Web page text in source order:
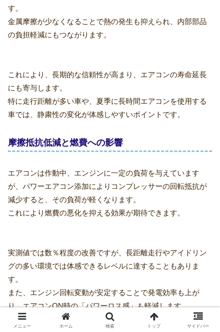
す。
金属摩擦が少なくなることで熱の発生も抑えられ、内部部品
の負担軽減にもつながります。
これにより、長期的な信頼性が高まり、エアコンの寿命延長
にも寄与します。
特に走行距離が多い車や、夏季に長時間エアコンを使用する
車では、静粛性の変化が体感しやすいポイントです。
摩擦抵抗低減と燃費への影響
エアコンは作動中、エンジンに一定の負荷を与えています
が、パワーエアコン添加によりコンプレッサーの回転抵抗が
減少すると、その負荷が軽くなります。
これにより燃費の悪化を抑える効果が期待できます。
実測値では数％程度の改善ですが、長距離走行やアイドリン
グの多い環境では体感できるレベルに達することもありま
す。
また、エンジン回転変動が安定することで発電効率も上が
り、エアコンON時の「パワーロス感」も軽減します。
メニュー ホーム 検索 トップ サイドバー